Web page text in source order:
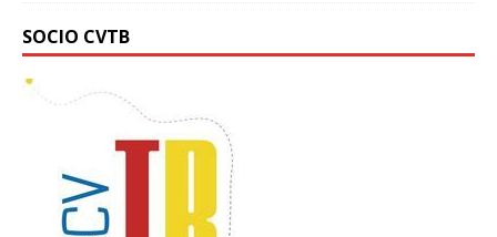
SOCIO CVTB